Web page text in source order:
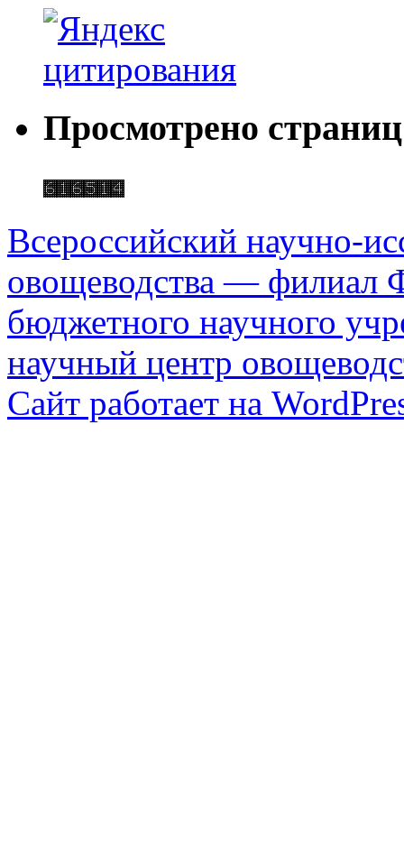
Просмотрено
Всероссийский научно-
овощеводства — филиал
бюджетного научного
научный центр
Сайт работает на